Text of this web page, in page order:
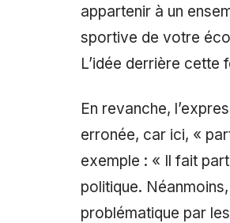
appartenir à un
sportive de votre
L’idée derrière cette
En revanche,
erronée, car ici, «
exemple : « Il fait
politique.
problématique par